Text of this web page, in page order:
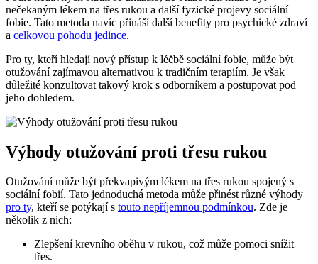
nečekaným lékem na třes rukou a další fyzické projevy sociální
fobie. Tato metoda navíc přináší další benefity pro psychické zdraví
a celkovou pohodu jedince.
Pro ty, kteří hledají nový přístup k léčbě sociální fobie, může být
otužování zajímavou alternativou k tradičním terapiím. Je však
důležité konzultovat takový krok s odborníkem a postupovat pod
jeho dohledem.
Výhody otužování proti třesu rukou
Otužování může být překvapivým lékem na třes rukou spojený s
sociální fobií. Tato jednoduchá metoda může přinést různé výhody
pro ty, kteří se potýkají s touto nepříjemnou podmínkou. Zde je
několik z nich:
Zlepšení krevního oběhu v rukou, což může pomoci snížit
třes.